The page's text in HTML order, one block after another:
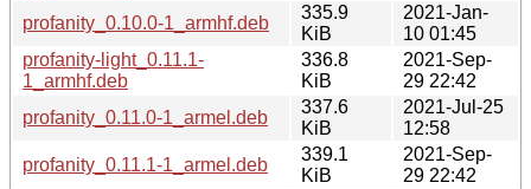
profanity_0.10.0-1_armhf.deb
335.9
KiB
2021-Jan-
10 01:45
profanity-light_0.11.1-
1_armhf.deb
336.8
KiB
2021-Sep-
29 22:42
profanity_0.11.0-1_armel.deb
337.6
KiB
2021-Jul-25
12:58
profanity_0.11.1-1_armel.deb
339.1
KiB
2021-Sep-
29 22:42